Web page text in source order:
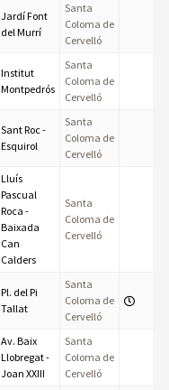
Jardí Font
del Murrí
Santa
Coloma de
Cervelló
Institut
Montpedrós
Santa
Coloma de
Cervelló
Sant Roc -
Esquirol
Santa
Coloma de
Cervelló
Lluís
Pascual
Roca -
Baixada
Can
Calders
Santa
Coloma de
Cervelló
Pl. del Pi
Tallat
Santa
Coloma de
Cervelló
Av. Baix
Llobregat -
Joan XXIII
Santa
Coloma de
Cervelló